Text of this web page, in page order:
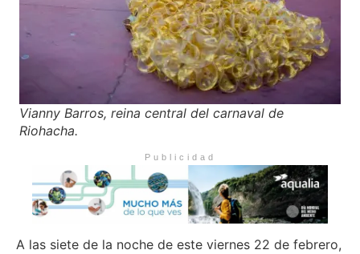
Vianny Barros, reina central del carnaval de
Riohacha.
Publicidad
A las siete de la noche de este viernes 22 de febrero,